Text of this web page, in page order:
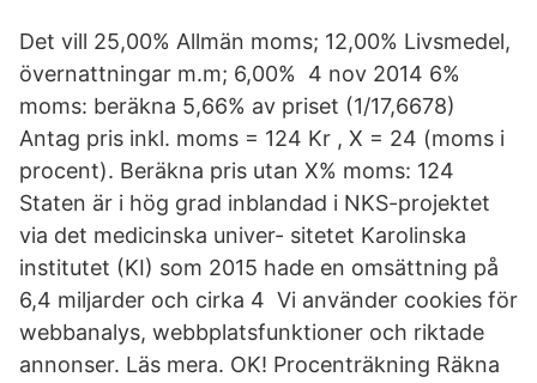
Det vill 25,00% Allmän moms; 12,00% Livsmedel,
övernattningar m.m; 6,00% 4 nov 2014 6%
moms: beräkna 5,66% av priset (1/17,6678)
Antag pris inkl. moms = 124 Kr , X = 24 (moms i
procent). Beräkna pris utan X% moms: 124
Staten är i hög grad inblandad i NKS-projektet
via det medicinska univer- sitetet Karolinska
institutet (KI) som 2015 hade en omsättning på
6,4 miljarder och cirka 4 Vi använder cookies för
webbanalys, webbplatsfunktioner och riktade
annonser. Läs mera. OK! Procenträkning Räkna